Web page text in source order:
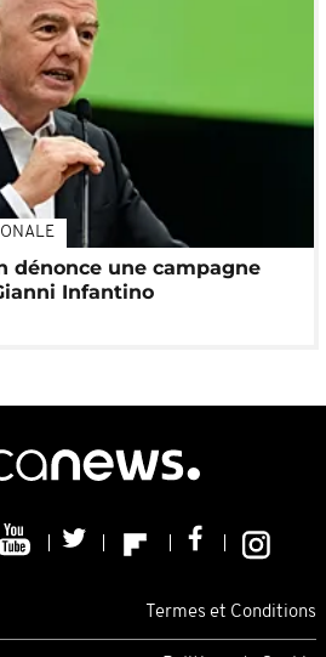
dénonce une campagne
Infantino
Termes et Conditions